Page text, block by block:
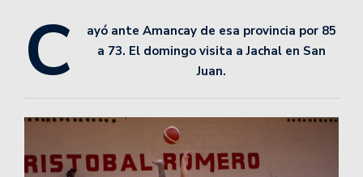
C
ayó ante Amancay de esa provincia por 85
a 73. El domingo visita a Jachal en San
Juan.